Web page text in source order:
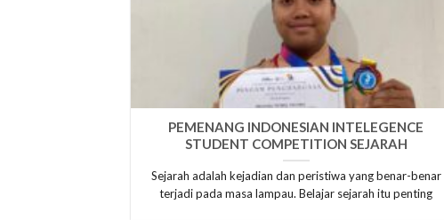
PEMENANG INDONESIAN INTELEGENCE
STUDENT COMPETITION SEJARAH
Sejarah adalah kejadian dan peristiwa yang benar-benar
terjadi pada masa lampau. Belajar sejarah itu penting